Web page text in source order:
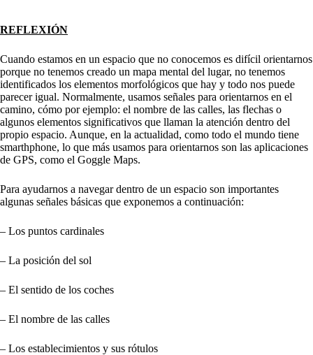
REFLEXIÓN
Cuando estamos en un espacio que no conocemos es difícil orientarnos
porque no tenemos creado un mapa mental del lugar, no tenemos
identificados los elementos morfológicos que hay y todo nos puede
parecer igual. Normalmente, usamos señales para orientarnos en el
camino, cómo por ejemplo: el nombre de las calles, las flechas o
algunos elementos significativos que llaman la atención dentro del
propio espacio. Aunque, en la actualidad, como todo el mundo tiene
smarthphone, lo que más usamos para orientarnos son las aplicaciones
de GPS, como el Goggle Maps.
Para ayudarnos a navegar dentro de un espacio son importantes
algunas señales básicas que exponemos a continuación:
– Los puntos cardinales
– La posición del sol
– El sentido de los coches
– El nombre de las calles
– Los establecimientos y sus rótulos